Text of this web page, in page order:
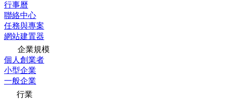
行事曆
聯絡中心
任務與專案
網站建置器
企業規模
個人創業者
小型企業
一般企業
行業